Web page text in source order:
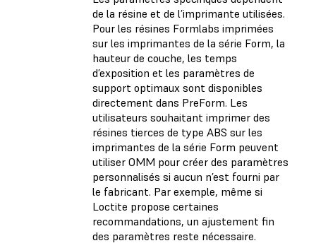
de la résine et de l’imprimante utilisées.
Pour les résines Formlabs imprimées
sur les imprimantes de la série Form, la
hauteur de couche, les temps
d’exposition et les paramètres de
support optimaux sont disponibles
directement dans PreForm. Les
utilisateurs souhaitant imprimer des
résines tierces de type ABS sur les
imprimantes de la série Form peuvent
utiliser OMM pour créer des paramètres
personnalisés si aucun n’est fourni par
le fabricant. Par exemple, même si
Loctite propose certaines
recommandations, un ajustement fin
des paramètres reste nécessaire.